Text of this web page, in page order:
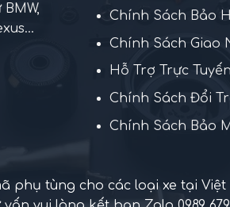
Chính Sách Bảo
Chính Sách Giao
Hỗ Trợ Trực Tuyến
Chính Sách Đổi
Chính Sách Bảo
phụ tùng cho các loại xe tại